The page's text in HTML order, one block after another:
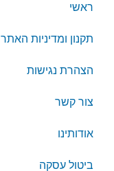
ראשי
תקנון ומדיניות האתר
הצהרת נגישות
צור קשר
אודותינו
ביטול עסקה